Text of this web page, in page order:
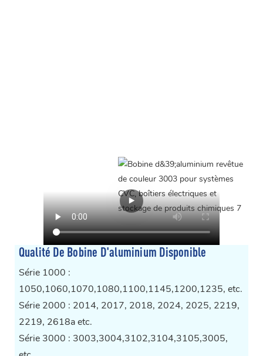
Qualité De Bobine D'aluminium Disponible
Série 1000 :
1050,1060,1070,1080,1100,1145,1200,1235, etc.
Série 2000 : 2014, 2017, 2018, 2024, 2025, 2219,
2219, 2618a etc.
Série 3000 : 3003,3004,3102,3104,3105,3005,